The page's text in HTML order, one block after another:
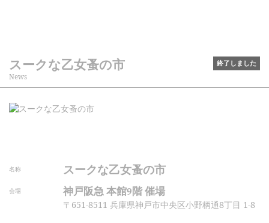
終了しました
スークな乙女蚤の市
News
名称 スークな乙女蚤の市
会場 神戸阪急 本館9階 催場
〒651-8511 兵庫県神戸市中央区小野柄通8丁目 1-8